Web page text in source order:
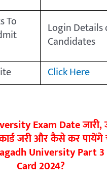
To
Login Details
Candidates
Click Here
Exam Date जारी,
कार्ड जरी और कैसे कर
University Part
Card 2024?